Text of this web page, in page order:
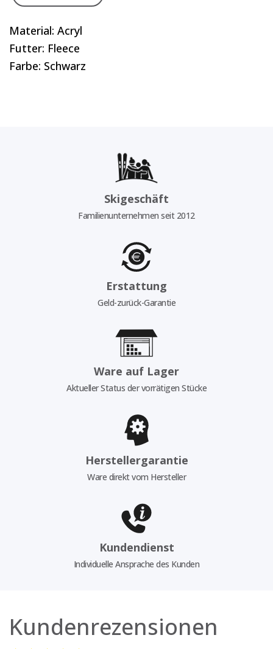
Material: Acryl
Futter: Fleece
Farbe: Schwarz
Skigeschäft
Familienunternehmen seit 2012
Erstattung
Geld-zurück-Garantie
Ware auf Lager
Aktueller Status der vorrätigen Stücke
Herstellergarantie
Ware direkt vom Hersteller
Kundendienst
Individuelle Ansprache des Kunden
Kundenrezensionen